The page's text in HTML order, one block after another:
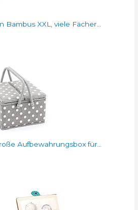
XXL, viele Fächer...
Aufbewahrungsbox für...